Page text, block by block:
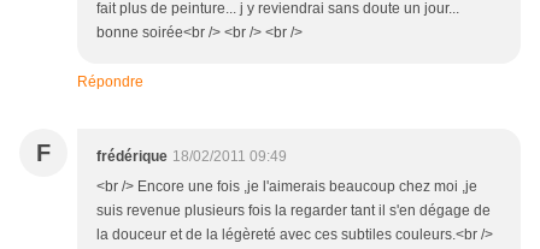
fait plus de peinture... j y reviendrai sans doute un jour...
bonne soirée<br /> <br /> <br />
Répondre
F frédérique 18/02/2011 09:49
<br /> Encore une fois ,je l'aimerais beaucoup chez moi ,je
suis revenue plusieurs fois la regarder tant il s'en dégage de
la douceur et de la légèreté avec ces subtiles couleurs.<br />